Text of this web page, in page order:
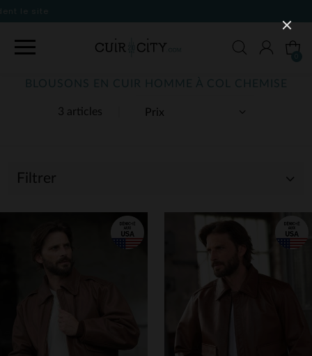
3 articles
BLOUSONS EN CUIR HOMME À COL CHEMISE
Filtrer